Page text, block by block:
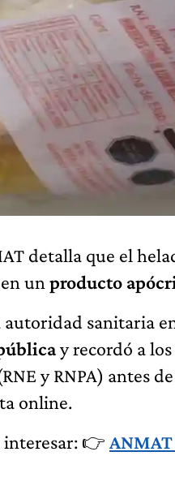
detalla que el
un producto
autoridad sanitaria
y recordó a
y RNPA) antes
online.
interesar: 👉